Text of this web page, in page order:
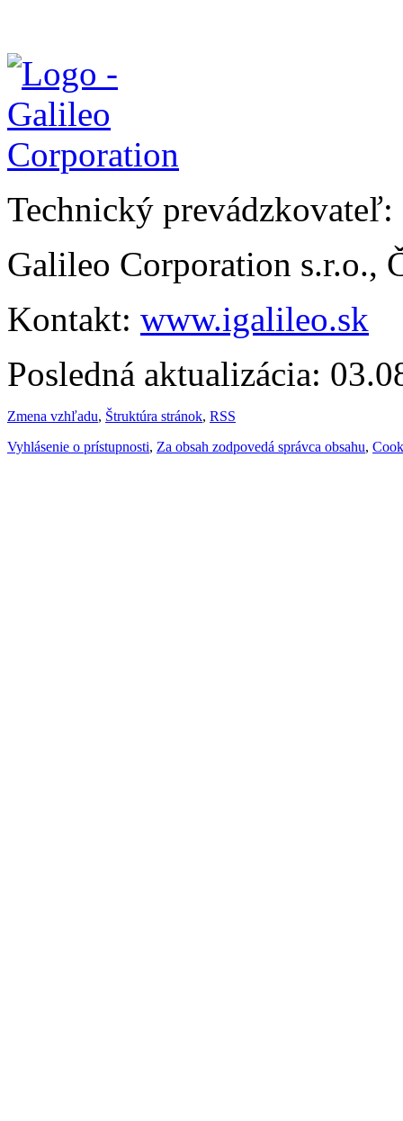
Technický prevádzkovateľ:
Galileo Corporation s.r.o.,
Kontakt: www.igalileo.sk
Posledná aktualizácia:
Zmena vzhľadu, Štruktúra stránok, RSS
Vyhlásenie o prístupnosti, Za obsah zodpovedá správca obsahu,